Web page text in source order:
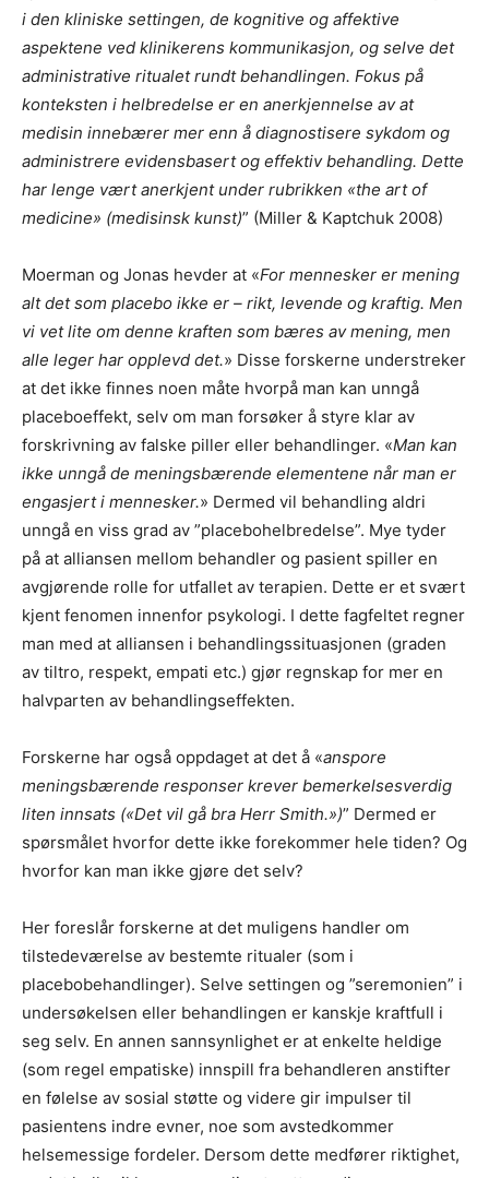
i den kliniske settingen, de kognitive og affektive
aspektene ved klinikerens kommunikasjon, og selve det
administrative ritualet rundt behandlingen. Fokus på
konteksten i helbredelse er en anerkjennelse av at
medisin innebærer mer enn å diagnostisere sykdom og
administrere evidensbasert og effektiv behandling. Dette
har lenge vært anerkjent under rubrikken «the art of
medicine» (medisinsk kunst)” (Miller & Kaptchuk 2008)
Moerman og Jonas hevder at «For mennesker er mening
alt det som placebo ikke er – rikt, levende og kraftig. Men
vi vet lite om denne kraften som bæres av mening, men
alle leger har opplevd det.» Disse forskerne understreker
at det ikke finnes noen måte hvorpå man kan unngå
placeboeffekt, selv om man forsøker å styre klar av
forskrivning av falske piller eller behandlinger. «Man kan
ikke unngå de meningsbærende elementene når man er
engasjert i mennesker.» Dermed vil behandling aldri
unngå en viss grad av ”placebohelbredelse”. Mye tyder
på at alliansen mellom behandler og pasient spiller en
avgjørende rolle for utfallet av terapien. Dette er et svært
kjent fenomen innenfor psykologi. I dette fagfeltet regner
man med at alliansen i behandlingssituasjonen (graden
av tiltro, respekt, empati etc.) gjør regnskap for mer en
halvparten av behandlingseffekten.
Forskerne har også oppdaget at det å «anspore
meningsbærende responser krever bemerkelsesverdig
liten innsats («Det vil gå bra Herr Smith.»)” Dermed er
spørsmålet hvorfor dette ikke forekommer hele tiden? Og
hvorfor kan man ikke gjøre det selv?
Her foreslår forskerne at det muligens handler om
tilstedeværelse av bestemte ritualer (som i
placebobehandlinger). Selve settingen og ”seremonien” i
undersøkelsen eller behandlingen er kanskje kraftfull i
seg selv. En annen sannsynlighet er at enkelte heldige
(som regel empatiske) innspill fra behandleren anstifter
en følelse av sosial støtte og videre gir impulser til
pasientens indre evner, noe som avstedkommer
helsemessige fordeler. Dersom dette medfører riktighet,